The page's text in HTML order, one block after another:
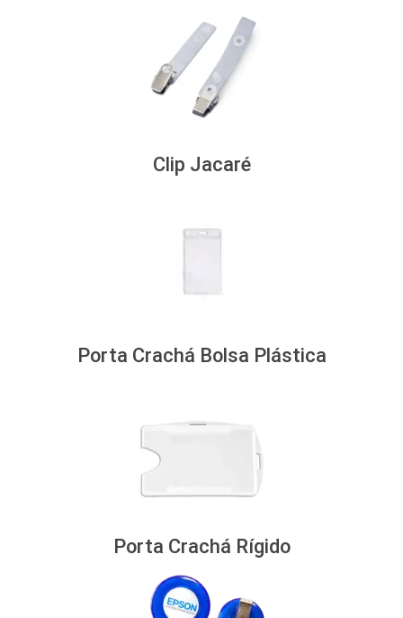
Clip Jacaré
Porta Crachá Bolsa Plástica
Porta Crachá Rígido